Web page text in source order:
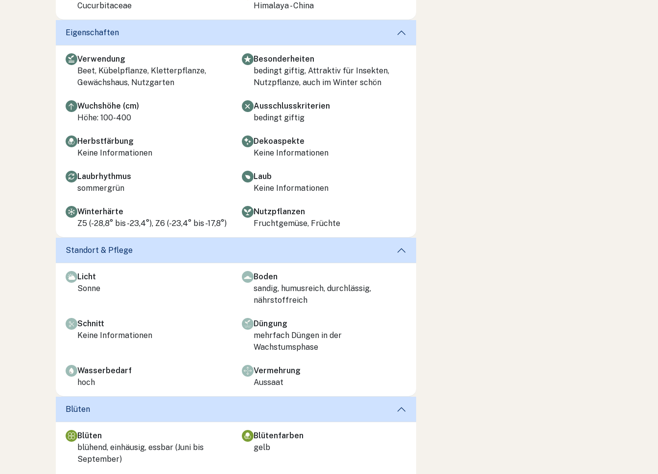
Cucurbitaceae
Himalaya - China
Eigenschaften
Verwendung
Beet, Kübelpflanze, Kletterpflanze,
Gewächshaus, Nutzgarten
Besonderheiten
bedingt giftig, Attraktiv für Insekten,
Nutzpflanze, auch im Winter schön
Wuchshöhe (cm)
Höhe: 100-400
Ausschlusskriterien
bedingt giftig
Herbstfärbung
Keine Informationen
Dekoaspekte
Keine Informationen
Laubrhythmus
sommergrün
Laub
Keine Informationen
Winterhärte
Z5 (-28,8° bis -23,4°), Z6 (-23,4° bis -17,8°)
Nutzpflanzen
Fruchtgemüse, Früchte
Standort & Pflege
Licht
Sonne
Boden
sandig, humusreich, durchlässig,
nährstoffreich
Schnitt
Keine Informationen
Düngung
mehrfach Düngen in der
Wachstumsphase
Wasserbedarf
hoch
Vermehrung
Aussaat
Blüten
Blüten
blühend, einhäusig, essbar (Juni bis
September)
Blütenfarben
gelb